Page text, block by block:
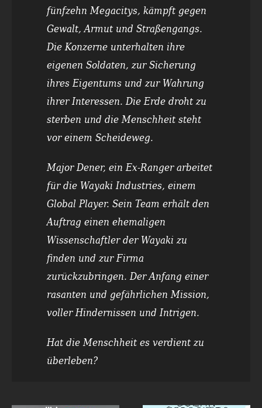
fünfzehn Megacitys, kämpft gegen
Gewalt, Armut und Straßengangs.
Die Konzerne unterhalten ihre
eigenen Soldaten, zur Sicherung
ihres Eigentums und zur Wahrung
ihrer Interessen. Die Erde droht zu
sterben und die Menschheit steht
vor einem Scheideweg.
Major Dener, ein Ex-Ranger arbeitet
für die Wayaki Industries, einem
Global Player. Sein Team erhält den
Auftrag einen ehemaligen
Wissenschaftler der Wayaki zu
finden und zur Firma
zurückzubringen. Der Anfang einer
rasanten und gefährlichen Mission,
voller Hindernissen und Intrigen.
Hat die Menschheit es verdient zu
überleben?